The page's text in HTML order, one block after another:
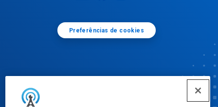
Preferências de cookies